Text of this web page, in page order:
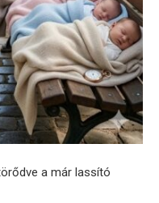
a már lassító